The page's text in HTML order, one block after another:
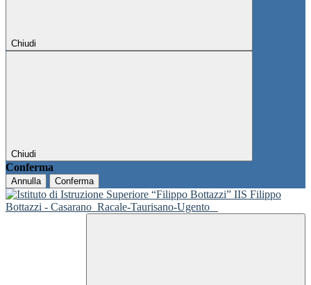
Chiudi
Chiudi
Conferma
Annulla Conferma
IIS Filippo
Bottazzi - Casarano Racale-Taurisano-Ugento